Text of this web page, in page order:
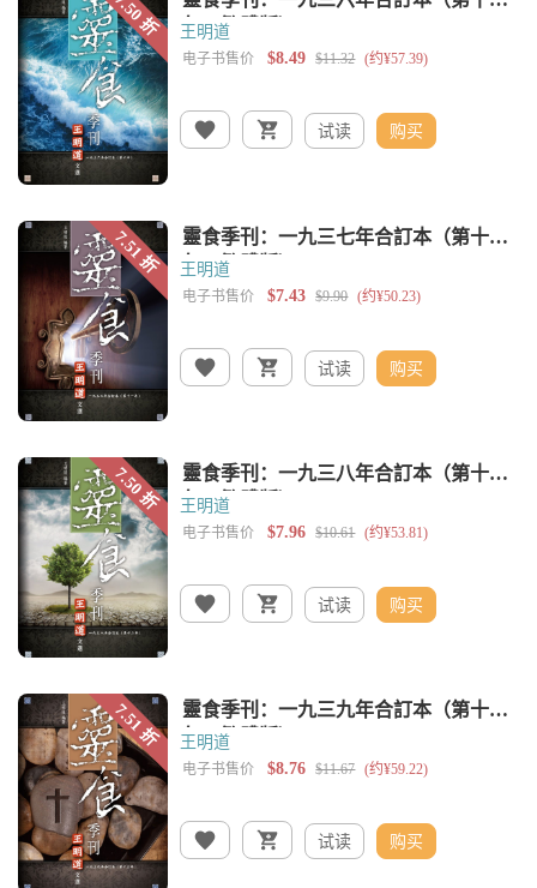
王明道
试读 购买
王明道
试读 购买
王明道
试读 购买
王明道
试读 购买